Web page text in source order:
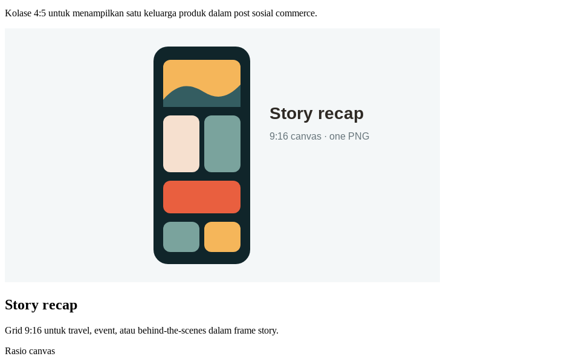
Kolase 4:5 untuk menampilkan satu keluarga produk dalam post sosial commerce.
Story recap
Grid 9:16 untuk travel, event, atau behind-the-scenes dalam frame story.
Rasio canvas